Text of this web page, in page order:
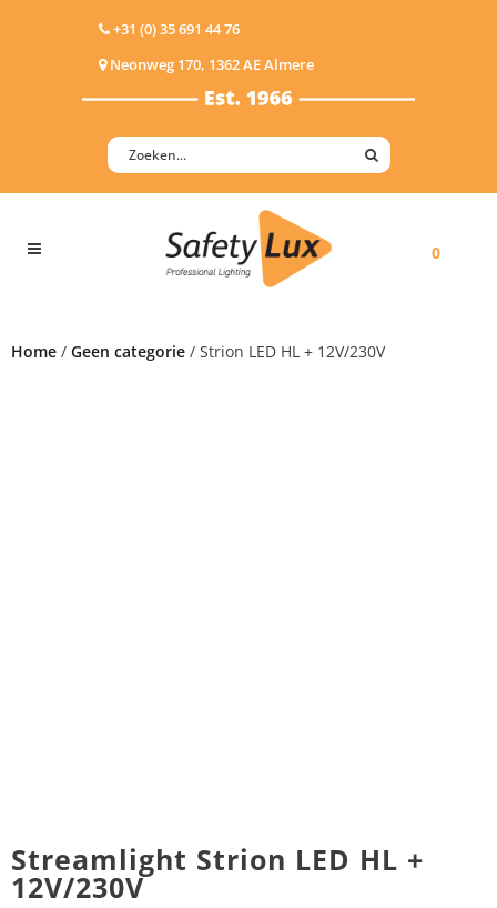
+31 (0) 35 691 44 76
Neonweg 170, 1362 AE Almere
0
Home / Geen categorie / Strion LED HL + 12V/230V
Streamlight Strion LED HL +
12V/230V